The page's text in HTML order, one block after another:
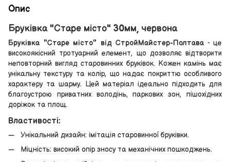
Опис
Бруківка "Старе місто" 30мм, червона
Бруківка "Старе місто" від СтройМайстер-Полтава - це
високоякісний тротуарний елемент, що дозволяє відтворити
неповторний вигляд старовинних бруківок. Кожен камінь має
унікальну текстуру та колір, що надає покриттю особливого
характеру та шарму. Цей матеріал ідеально підходить для
благоустрою приватних володінь, паркових зон, пішохідних
доріжок та площ.
Властивості:
Унікальний дизайн: імітація старовинної бруківки.
Міцність: високий опір зносу та механічних пошкоджень.